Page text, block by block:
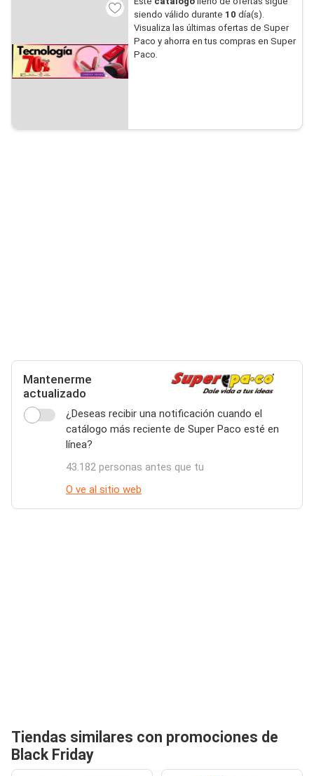
siendo válido durante 10 día(s).
Visualiza las últimas ofertas de Super
Paco y ahorra en tus compras en Super
Paco.
Mantenerme
actualizado
¿Deseas recibir una notificación cuando el
catálogo más reciente de Super Paco esté en
línea?
43.182 personas antes que tu
O ve al sitio web
Tiendas similares con promociones de
Black Friday